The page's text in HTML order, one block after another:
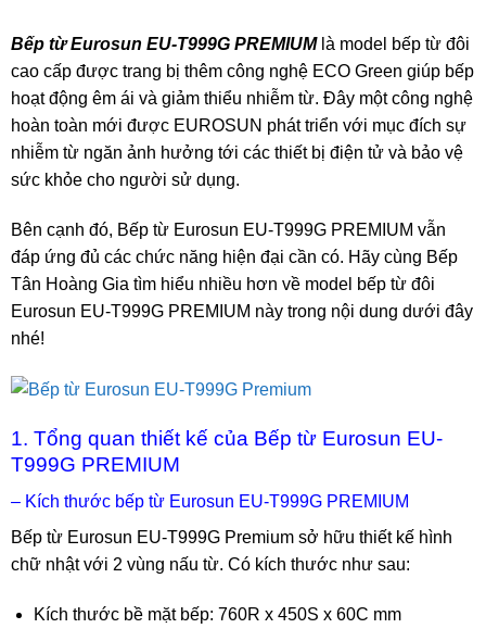
Bếp từ Eurosun EU-T999G PREMIUM là model bếp từ đôi
cao cấp được trang bị thêm công nghệ ECO Green giúp bếp
hoạt động êm ái và giảm thiểu nhiễm từ. Đây một công nghệ
hoàn toàn mới được EUROSUN phát triển với mục đích sự
nhiễm từ ngăn ảnh hưởng tới các thiết bị điện tử và bảo vệ
sức khỏe cho người sử dụng.
Bên cạnh đó, Bếp từ Eurosun EU-T999G PREMIUM vẫn
đáp ứng đủ các chức năng hiện đại cần có. Hãy cùng Bếp
Tân Hoàng Gia tìm hiểu nhiều hơn về model bếp từ đôi
Eurosun EU-T999G PREMIUM này trong nội dung dưới đây
nhé!
1. Tổng quan thiết kế của Bếp từ Eurosun EU-
T999G PREMIUM
– Kích thước bếp từ Eurosun EU-T999G PREMIUM
Bếp từ Eurosun EU-T999G Premium sở hữu thiết kế hình
chữ nhật với 2 vùng nấu từ. Có kích thước như sau:
Kích thước bề mặt bếp: 760R x 450S x 60C mm